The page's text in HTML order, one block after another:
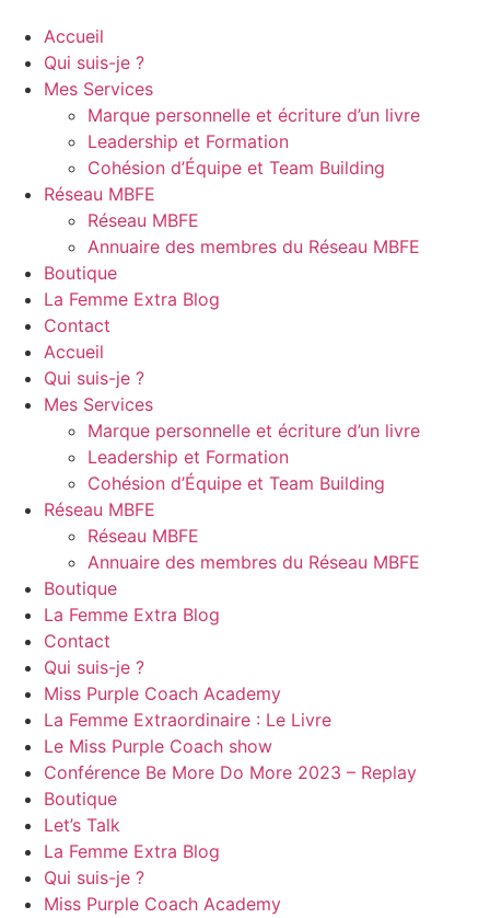
Accueil
Qui suis-je ?
Mes Services
Marque personnelle et écriture d’un livre
Leadership et Formation
Cohésion d’Équipe et Team Building
Réseau MBFE
Réseau MBFE
Annuaire des membres du Réseau MBFE
Boutique
La Femme Extra Blog
Contact
Accueil
Qui suis-je ?
Mes Services
Marque personnelle et écriture d’un livre
Leadership et Formation
Cohésion d’Équipe et Team Building
Réseau MBFE
Réseau MBFE
Annuaire des membres du Réseau MBFE
Boutique
La Femme Extra Blog
Contact
Qui suis-je ?
Miss Purple Coach Academy
La Femme Extraordinaire : Le Livre
Le Miss Purple Coach show
Conférence Be More Do More 2023 – Replay
Boutique
Let’s Talk
La Femme Extra Blog
Qui suis-je ?
Miss Purple Coach Academy